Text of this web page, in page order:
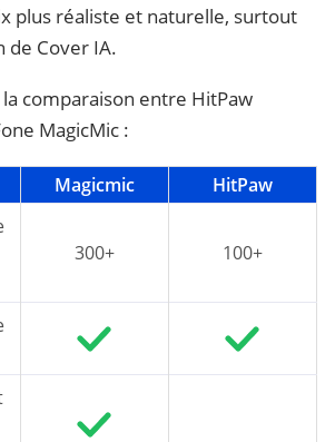
plus réaliste et naturelle, surtout
de Cover IA.
comparaison entre HitPaw
MagicMic :
Magicmic
HitPaw
300+ 100+